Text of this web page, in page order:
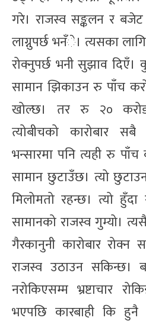
गरे। राजस्व सङ्कलन र
लाग्नुपर्छ भनँे। त्यसका
रोक्नुपर्छ भनी सुझाव दिएँ।
सामान झिकाउन रु पाँच
खोल्छ। तर रु २०
त्योबीचको कारोबार
भन्सारमा पनि त्यही रु
सामान छुटाउँछ। त्यो छुटाउन
मिलोमतो रहन्छ। त्यो
सामानको राजस्व गुम्यो।
गैरकानुनी कारोबार
राजस्व उठाउन सकिन्छ।
नरोकिएसम्म भ्रष्टाचार
भएपछि कारबाही कि हुनै